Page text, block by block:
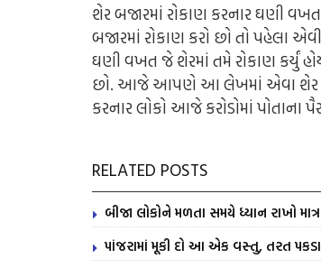
શેર બજારમાં રોકાણ કરનાર ઘણી
બજારમાં રોકાણ કરો છો તો પહેલા
ઘણી વખત જે શેરમાં તમે રોકાણ કર્યું
છો. આજે આપણે આ લેખમાં એવા શેર
કરનાર લોકો આજે કરોડોમાં પોતાના
RELATED POSTS
બીજા લોકોને મળતા સમયે ધ્યાન રાખો
પાંજરામાં મૂકી દો આ એક વસ્તુ, તરત